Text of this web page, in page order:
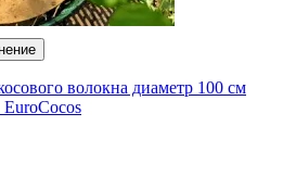
волокна диаметр 100 см